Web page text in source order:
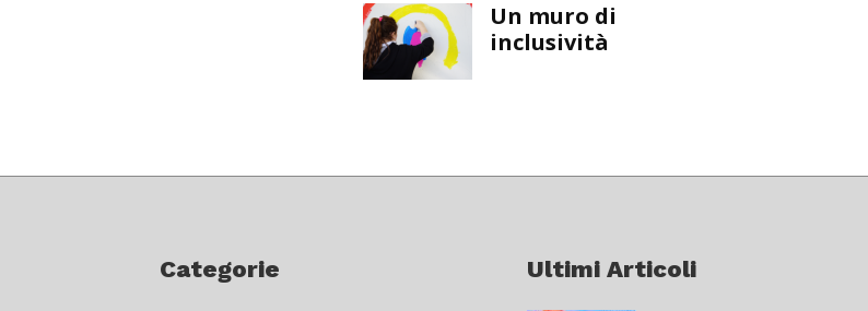
Un muro di
inclusività
Categorie Ultimi Articoli